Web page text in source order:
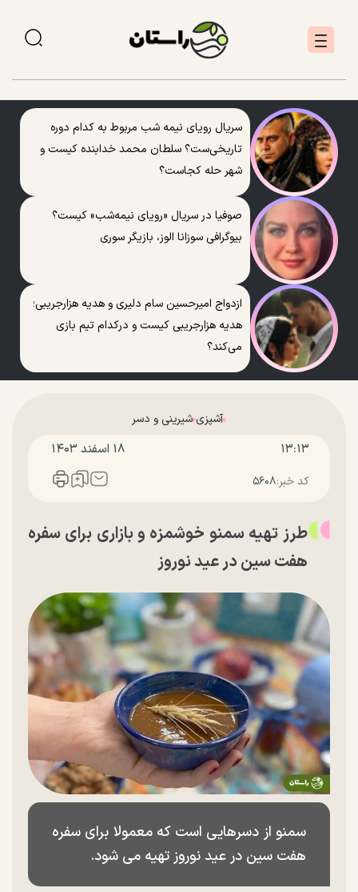
سریال رویای نیمه شب مربوط به کدام دوره
تاریخی‌ست؟ سلطان محمد خدابنده کیست و
شهر حله کجاست؟
صوفیا در سریال «رویای نیمه‌شب» کیست؟
بیوگرافی سوزانا الوز، بازیگر سوری
ازدواج امیرحسین سام دلیری و هدیه هزارجریبی؛
هدیه هزارجریبی کیست و درکدام تیم بازی
می‌کند؟
آشپزی شیرینی و دسر
۱۳:۱۳ ۱۸ اسفند ۱۴۰۳
کد خبر:۵۶۰۸
طرز تهیه سمنو خوشمزه و بازاری برای سفره
هفت سین در عید نوروز
سمنو از دسرهایی است که معمولا برای سفره
هفت سین در عید نوروز تهیه می شود.